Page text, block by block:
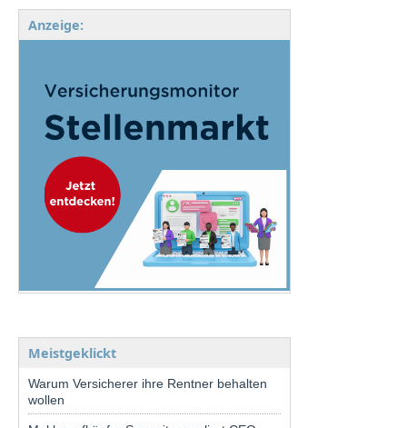
Anzeige:
Meistgeklickt
Warum Versicherer ihre Rentner behalten
wollen